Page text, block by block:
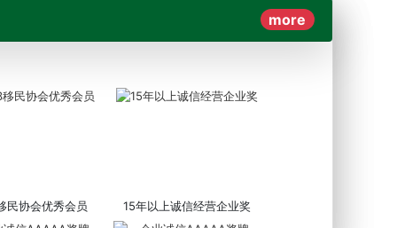
more
民协会优秀会员 15年以上诚信经营企业奖